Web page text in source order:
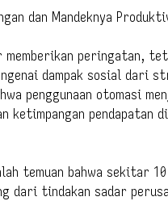
dan Mandeknya
memberikan peringatan,
dampak sosial dari
penggunaan otomasi
ketimpangan pendapatan
temuan bahwa sekitar
dari tindakan sadar